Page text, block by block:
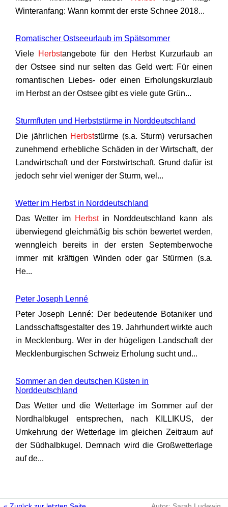
Winteranfang: Wann kommt der erste Schnee 2018...
Romatischer Ostseeurlaub im Spätsommer
Viele Herbstangebote für den Herbst Kurzurlaub an
der Ostsee sind nur selten das Geld wert: Für einen
romantischen Liebes- oder einen Erholungskurzlaub
im Herbst an der Ostsee gibt es viele gute Grün...
Sturmfluten und Herbststürme in Norddeutschland
Die jährlichen Herbststürme (s.a. Sturm) verursachen
zunehmend erhebliche Schäden in der Wirtschaft, der
Landwirtschaft und der Forstwirtschaft. Grund dafür ist
jedoch sehr viel weniger der Sturm, wel...
Wetter im Herbst in Norddeutschland
Das Wetter im Herbstin Norddeutschland kann als
überwiegend gleichmäßig bis schön bewertet werden,
wenngleich bereits in der ersten Septemberwoche
immer mit kräftigen Winden oder gar Stürmen (s.a.
He...
Peter Joseph Lenné
Peter Joseph Lenné: Der bedeutende Botaniker und
Landsschaftsgestalter des 19. Jahrhundert wirkte auch
in Mecklenburg. Wer in der hügeligen Landschaft der
Mecklenburgischen Schweiz Erholung sucht und...
Sommer an den deutschen Küsten in
Norddeutschland
Das Wetter und die Wetterlage im Sommer auf der
Nordhalbkugel entsprechen, nach KILLIKUS, der
Umkehrung der Wetterlage im gleichen Zeitraum auf
der Südhalbkugel. Demnach wird die Großwetterlage
auf de...